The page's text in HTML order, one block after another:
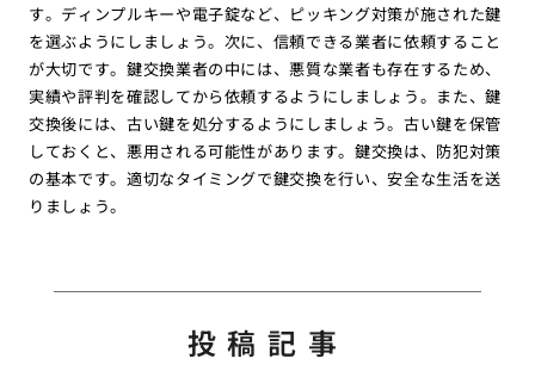
す。ディンプルキーや電子錠など、ピッキング対策が施された鍵
を選ぶようにしましょう。次に、信頼できる業者に依頼すること
が大切です。鍵交換業者の中には、悪質な業者も存在するため、
実績や評判を確認してから依頼するようにしましょう。また、鍵
交換後には、古い鍵を処分するようにしましょう。古い鍵を保管
しておくと、悪用される可能性があります。鍵交換は、防犯対策
の基本です。適切なタイミングで鍵交換を行い、安全な生活を送
りましょう。
投稿記事